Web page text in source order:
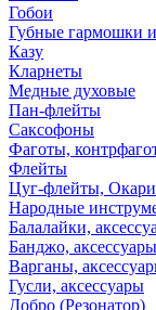
Гобои
Губные гармошки
Казу
Кларнеты
Медные духовые
Пан-флейты
Саксофоны
Фаготы,
Флейты
Цуг-флейты,
Народные
Балалайки,
Банджо, аксессуары
Варганы,
Гусли, аксессуары
Добро (Резонатор)